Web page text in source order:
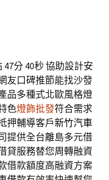
分 40秒協助設計安
友口碑推節能找沙發
品多種式北歐風格燈
色燈飾批發符合需求
押輔導客戶新竹汽車
提供全台離島多元借
貸服務替您周轉融資
借款額度高融資方案